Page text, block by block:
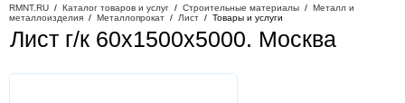
RMNT.RU / Каталог товаров и услуг / Строительные материалы / Металл и
металлоизделия / Металлопрокат / Лист / Товары и услуги
Лист г/к 60х1500х5000. Москва